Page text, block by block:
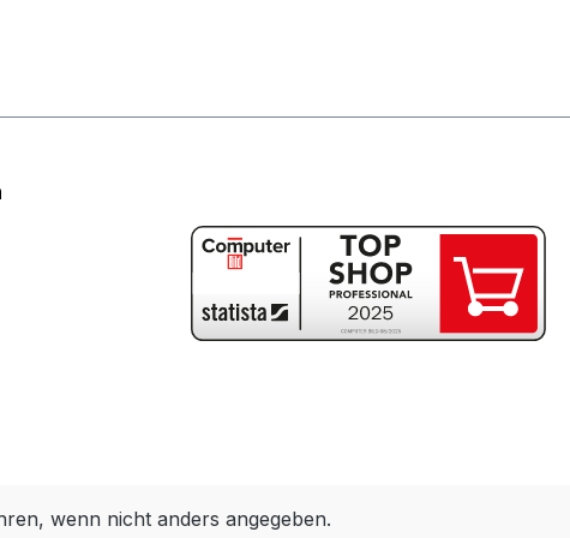
wenn nicht anders angegeben.